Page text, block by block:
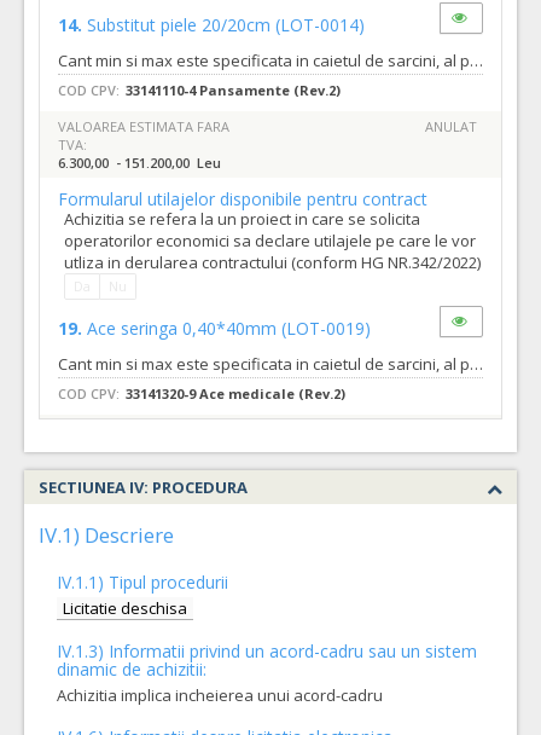
14. Substitut piele 20/20cm (LOT-0014)
Cant min si max este specificata in caietul de sarcini, al prezentei documentatii.
COD CPV: 33141110-4 Pansamente (Rev.2)
VALOAREA ESTIMATA FARA
TVA:
6.300,00 - 151.200,00 Leu
ANULAT
Formularul utilajelor disponibile pentru contract
Achizitia se refera la un proiect in care se solicita
operatorilor economici sa declare utilajele pe care le vor
utliza in derularea contractului (conform HG NR.342/2022)
19. Ace seringa 0,40*40mm (LOT-0019)
Cant min si max este specificata in caietul de sarcini, al prezentei documentatii.
COD CPV: 33141320-9 Ace medicale (Rev.2)
TVA:
7,60 - 190,00 Leu
Formularul utilajelor disponibile pentru contract
operatorilor economici sa declare utilajele pe care le vor
Da Nu
COD CPV: 33141110-4 Pansamente (Rev.2)
SECTIUNEA IV: PROCEDURA
IV.1) Descriere
IV.1.1) Tipul procedurii
Licitatie deschisa
IV.1.3) Informatii privind un acord-cadru sau un sistem
dinamic de achizitii:
Achizitia implica incheierea unui acord-cadru